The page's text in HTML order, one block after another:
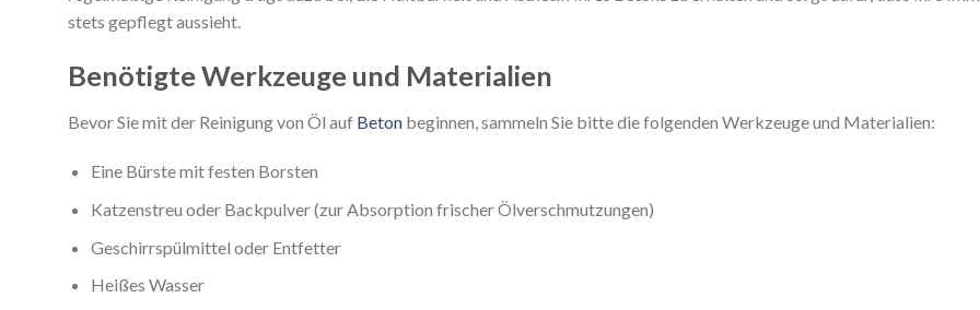
stets gepflegt aussieht.
Benötigte Werkzeuge und Materialien
Bevor Sie mit der Reinigung von Öl auf Beton beginnen, sammeln Sie bitte die folgenden Werkzeuge und Materialien:
Eine Bürste mit festen Borsten
Katzenstreu oder Backpulver (zur Absorption frischer Ölverschmutzungen)
Geschirrspülmittel oder Entfetter
Heißes Wasser